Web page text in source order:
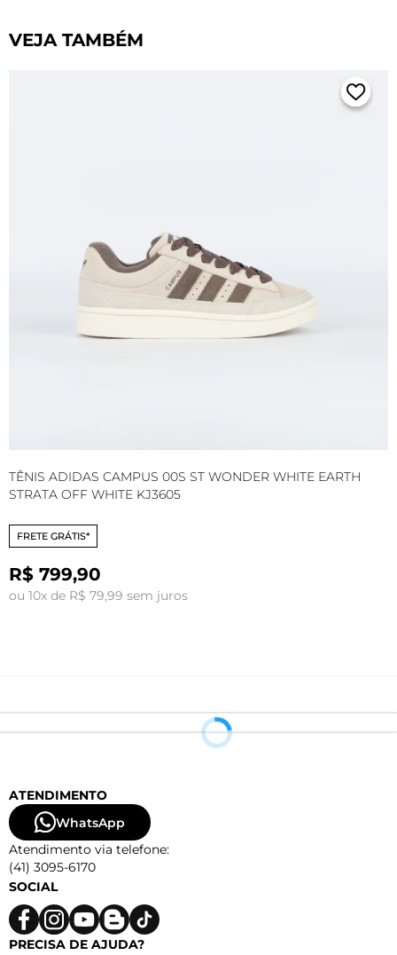
VEJA TAMBÉM
TÊNIS ADIDAS CAMPUS 00S ST WONDER WHITE EARTH
STRATA OFF WHITE KJ3605
FRETE GRÁTIS*
R$ 799,90
ou 10x de R$ 79,99 sem juros
ATENDIMENTO
WhatsApp
Atendimento via telefone:
(41) 3095-6170
SOCIAL
PRECISA DE AJUDA?